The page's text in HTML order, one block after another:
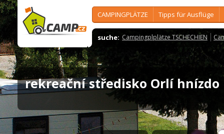
CAMPINGPLÄTZE Tipps für Ausflüge
suche: Campingplplätze TSCHECHIEN
rekreační středisko Orlí